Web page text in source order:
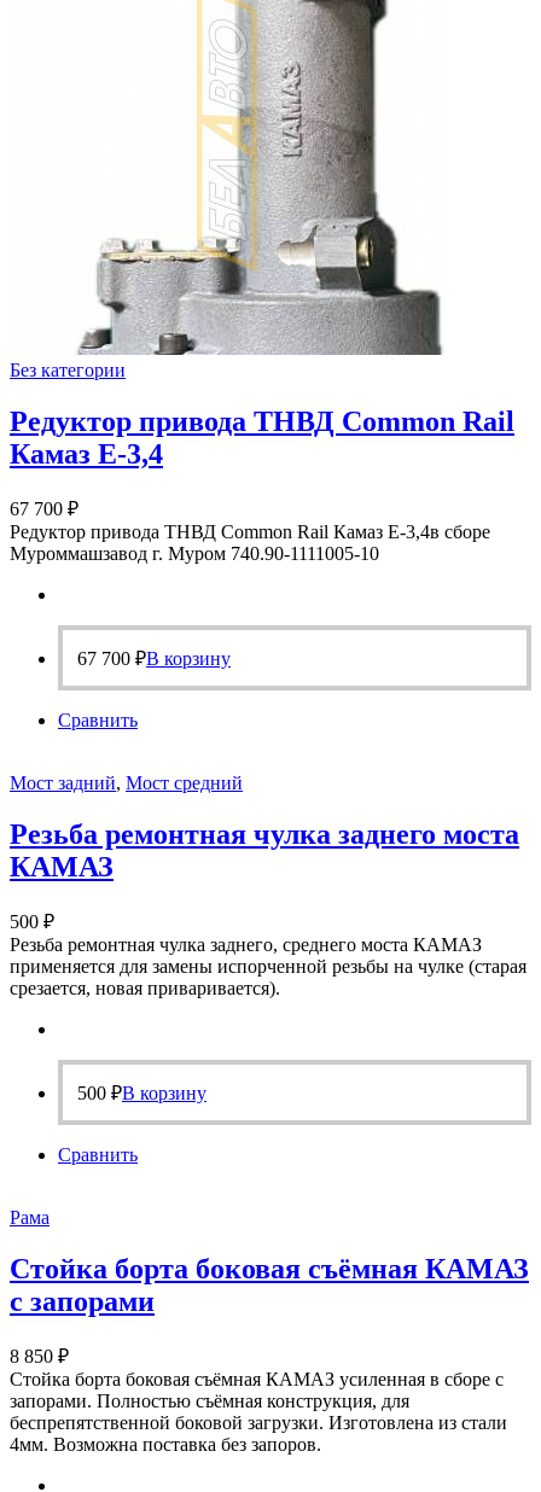
Без категории
Редуктор привода ТНВД Common Rail
Камаз Е-3,4
67 700 ₽
Редуктор привода ТНВД Common Rail Камаз Е-3,4в сборе
Муроммашзавод г. Муром 740.90-1111005-10
67 700 ₽В корзину
Сравнить
Мост задний, Мост средний
Резьба ремонтная чулка заднего моста
КАМАЗ
500 ₽
Резьба ремонтная чулка заднего, среднего моста КАМАЗ
применяется для замены испорченной резьбы на чулке (старая
срезается, новая приваривается).
500 ₽В корзину
Сравнить
Рама
Стойка борта боковая съёмная КАМАЗ
с запорами
8 850 ₽
Стойка борта боковая съёмная КАМАЗ усиленная в сборе с
запорами. Полностью съёмная конструкция, для
беспрепятственной боковой загрузки. Изготовлена из стали
4мм. Возможна поставка без запоров.